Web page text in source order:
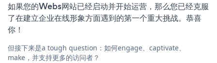
如果您的Webs网站已经启动并开始运营，那么您已经克服
了在建立企业在线形象方面遇到的第一个重大挑战。恭喜
你！
但接下来是a tough question：如何engage、captivate、
make，并支持更多的访问者？